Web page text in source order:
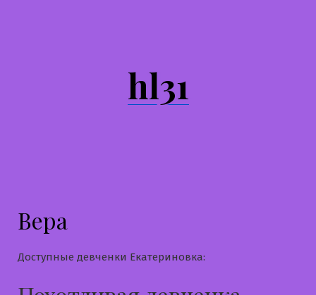
hl31
Вера
Доступные девченки Екатериновка: